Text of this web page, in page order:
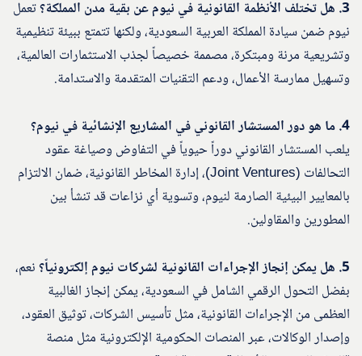
3. هل تختلف الأنظمة القانونية في نيوم عن بقية مدن المملكة؟
تعمل
نيوم ضمن سيادة المملكة العربية السعودية، ولكنها تتمتع ببيئة تنظيمية
وتشريعية مرنة ومبتكرة، مصممة خصيصاً لجذب الاستثمارات العالمية،
وتسهيل ممارسة الأعمال، ودعم التقنيات المتقدمة والاستدامة.
4. ما هو دور المستشار القانوني في المشاريع الإنشائية في نيوم؟
يلعب المستشار القانوني دوراً حيوياً في التفاوض وصياغة عقود
التحالفات (Joint Ventures)، إدارة المخاطر القانونية، ضمان الالتزام
بالمعايير البيئية الصارمة لنيوم، وتسوية أي نزاعات قد تنشأ بين
المطورين والمقاولين.
5. هل يمكن إنجاز الإجراءات القانونية لشركات نيوم إلكترونياً؟
نعم،
بفضل التحول الرقمي الشامل في السعودية، يمكن إنجاز الغالبية
العظمى من الإجراءات القانونية، مثل تأسيس الشركات، توثيق العقود،
وإصدار الوكالات، عبر المنصات الحكومية الإلكترونية مثل منصة